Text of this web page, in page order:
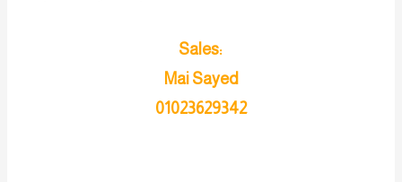
Sales:
Mai Sayed
01023629342